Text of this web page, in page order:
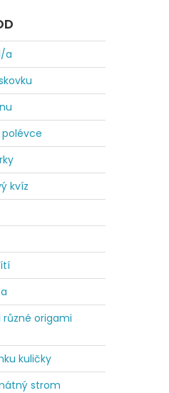
a
kvíz
různé origami
kuličky
strom